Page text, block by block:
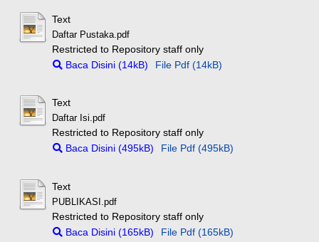
Text
Daftar Pustaka.pdf
Restricted to Repository staff only
Baca Disini (14kB)
File Pdf (14kB)
Text
Daftar Isi.pdf
Restricted to Repository staff only
Baca Disini (495kB)
File Pdf (495kB)
Text
PUBLIKASI.pdf
Restricted to Repository staff only
Baca Disini (165kB)
File Pdf (165kB)